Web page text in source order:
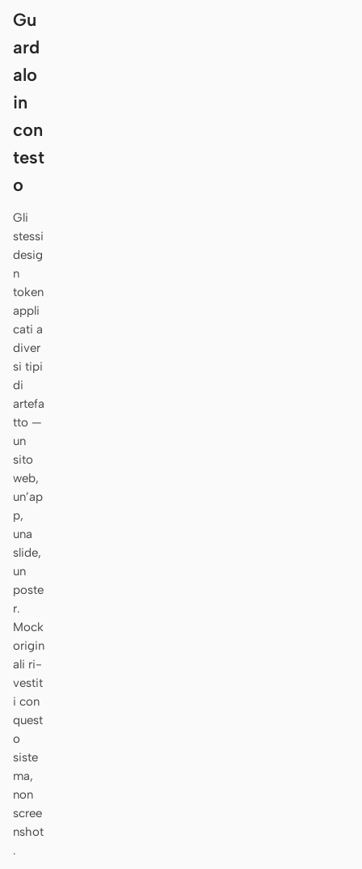
Antigravity
Devin for Terminal
Pi
Video
Solo builder
Ingegneria
Marketing
Generatore di prototipi
Gu
ard
alo
in
con
test
o
Gli
stessi
desig
n
token
appli
cati a
diver
si tipi
di
artefa
tto —
un
sito
web,
un’ap
p,
una
slide,
un
poste
r.
Mock
origin
ali ri-
vestit
i con
quest
o
siste
ma,
non
scree
nshot
.